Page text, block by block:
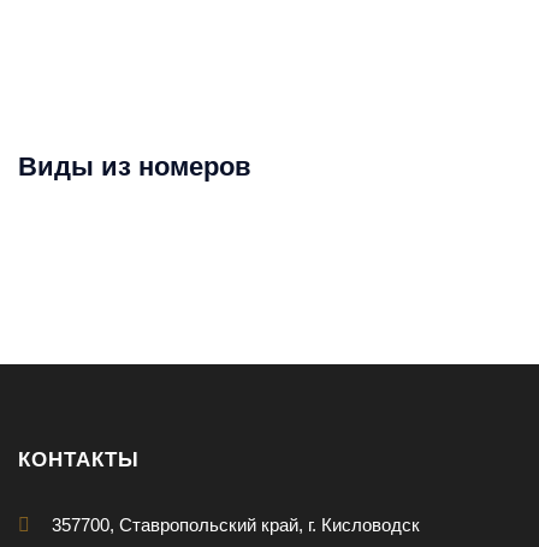
Виды из номеров
КОНТАКТЫ
357700, Ставропольский край, г. Кисловодск